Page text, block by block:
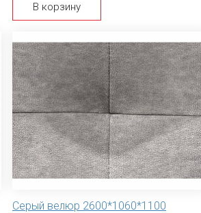
В корзину
Серый велюр 2600*1060*1100